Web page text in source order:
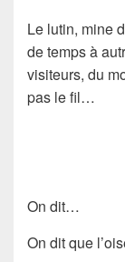
Le lutin, mine
de temps à
visiteurs, du
pas le fil…
On dit…
On dit que